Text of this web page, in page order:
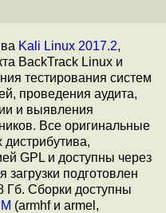
Kali Linux 2017.2,
BackTrack Linux и
тестирования систем
проведения аудита,
и выявления
Все оригинальные
GPL и доступны через
загрузки подготовлен
Гб. Сборки доступны
(armhf и armel,